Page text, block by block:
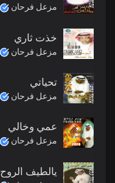
مزعل فرحان
خذت ثاري
مزعل فرحان
تحياتي
مزعل فرحان
عمي وخالي
مزعل فرحان
يالطيف الروح